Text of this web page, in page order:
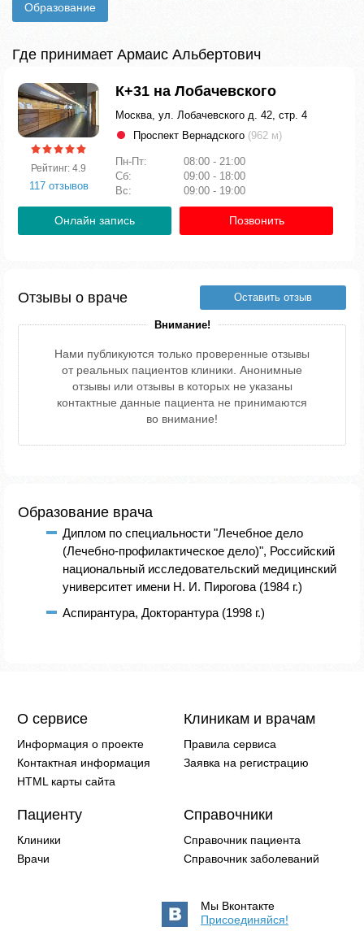
Образование
Где принимает Армаис Альбертович
Рейтинг: 4.9
117 отзывов
К+31 на Лобачевского
Москва, ул. Лобачевского д. 42, стр. 4
Проспект Вернадского (962 м)
Пн-Пт:
08:00 - 21:00
Сб:
09:00 - 18:00
Вс:
09:00 - 19:00
Онлайн запись Позвонить
Отзывы о враче Оставить отзыв
Внимание!
Нами публикуются только проверенные отзывы
от реальных пациентов клиники. Анонимные
отзывы или отзывы в которых не указаны
контактные данные пациента не принимаются
во внимание!
Образование врача
Диплом по специальности "Лечебное дело
(Лечебно-профилактическое дело)", Российский
национальный исследовательский медицинский
университет имени Н. И. Пирогова (1984 г.)
Аспирантура, Докторантура (1998 г.)
О сервисе
Информация о проекте
Контактная информация
HTML карты сайта
Клиникам и врачам
Правила сервиса
Заявка на регистрацию
Пациенту
Клиники
Врачи
Справочники
Справочник пациента
Справочник заболеваний
Мы Вконтакте
Присоединяйся!